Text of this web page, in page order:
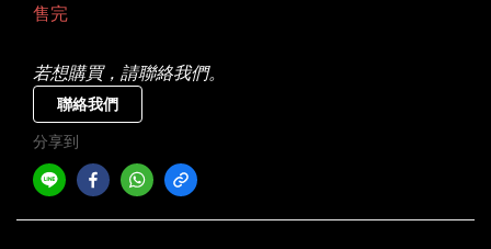
售完
若想購買，請聯絡我們。
聯絡我們
分享到